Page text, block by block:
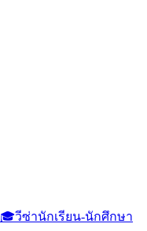
🎓วีซ่านักเรียน-นักศึกษา